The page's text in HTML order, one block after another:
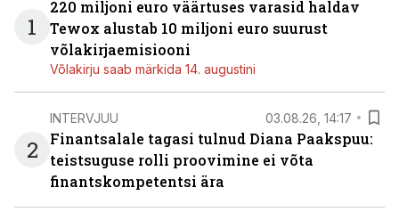
1
220 miljoni euro väärtuses varasid haldav
Tewox alustab 10 miljoni euro suurust
võlakirjaemisiooni
Võlakirju saab märkida 14. augustini
2
INTERVJUU 03.08.26, 14:17
Finantsalale tagasi tulnud Diana Paakspuu:
teistsuguse rolli proovimine ei võta
finantskompetentsi ära